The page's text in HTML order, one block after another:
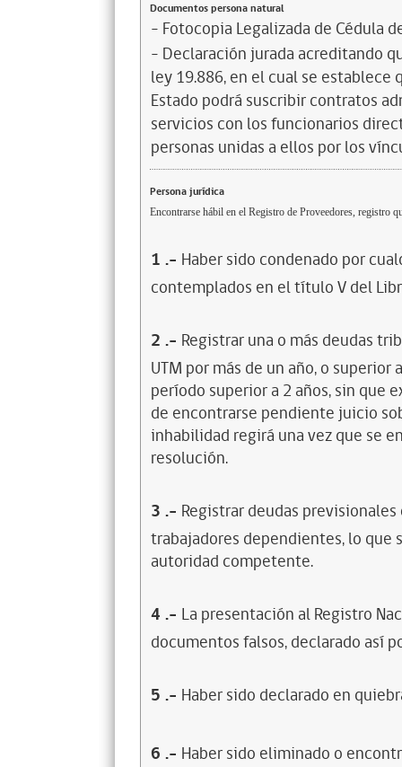
Documentos persona natural
- Fotocopia Legalizada de Cédula
- Declaración jurada acreditando
ley 19.886, en el cual se
Estado podrá suscribir contratos
servicios con los funcionarios
personas unidas a ellos por los
Persona jurídica
Encontrarse hábil en el Registro de Proveedores, registro
1 .- Haber sido condenado por
contemplados en el título V del
2 .- Registrar una o más deudas
UTM por más de un año, o
período superior a 2 años, sin que
de encontrarse pendiente juicio
inhabilidad regirá una vez que se
resolución.
3 .- Registrar deudas
trabajadores dependientes, lo
autoridad competente.
4 .- La presentación al Registro
documentos falsos, declarado así
5 .- Haber sido declarado en
6 .- Haber sido eliminado o